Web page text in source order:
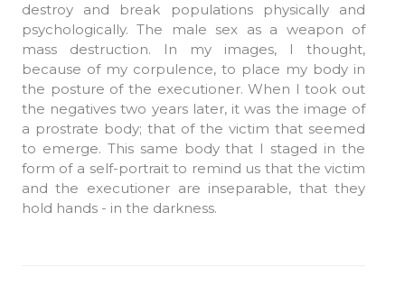
destroy and break populations physically and
psychologically. The male sex as a weapon of
mass destruction. In my images, I thought,
because of my corpulence, to place my body in
the posture of the executioner. When I took out
the negatives two years later, it was the image of
a prostrate body; that of the victim that seemed
to emerge. This same body that I staged in the
form of a self-portrait to remind us that the victim
and the executioner are inseparable, that they
hold hands - in the darkness.